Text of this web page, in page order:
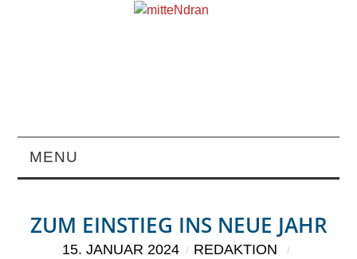
MENU
MAGAZIN
ZUM EINSTIEG INS NEUE JAHR
15. JANUAR 2024
REDAKTION